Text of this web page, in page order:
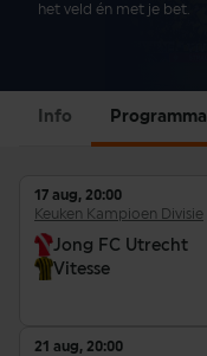
het veld én met je bet.
Info Programma
17 aug, 20:00
Keuken Kampioen Divisie
Jong FC Utrecht
Vitesse
21 aug, 20:00